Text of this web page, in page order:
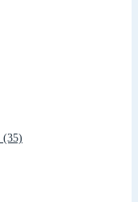
(35)